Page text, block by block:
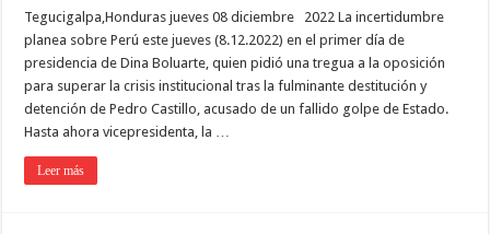
Tegucigalpa,Honduras jueves 08 diciembre 2022 La incertidumbre
planea sobre Perú este jueves (8.12.2022) en el primer día de
presidencia de Dina Boluarte, quien pidió una tregua a la oposición
para superar la crisis institucional tras la fulminante destitución y
detención de Pedro Castillo, acusado de un fallido golpe de Estado.
Hasta ahora vicepresidenta, la …
Leer más